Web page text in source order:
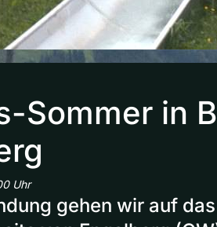
Sommer in
Uhr
gehen wir auf